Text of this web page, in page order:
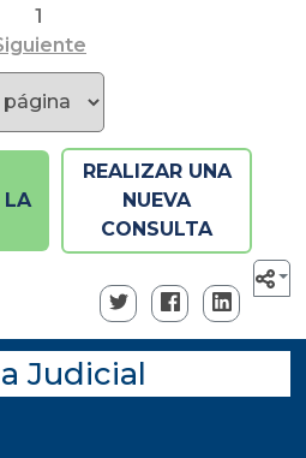
1
LA
REALIZAR UNA
NUEVA
CONSULTA
Judicial